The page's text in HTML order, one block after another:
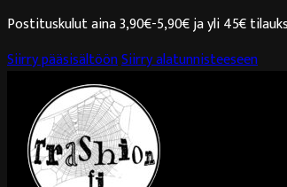
Postituskulut aina 3,90€-5,90€ ja yli 45€
Siirry pääsisältöönSiirry alatunnisteeseen